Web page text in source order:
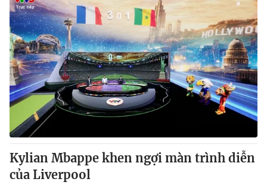
Kylian Mbappe khen ngợi màn trình diễn
của Liverpool